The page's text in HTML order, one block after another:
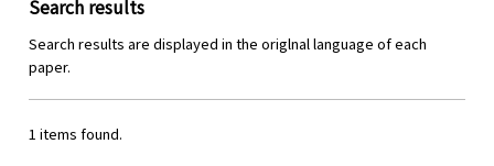
Search results
Search results are displayed in the origlnal language of each
paper.
1 items found.